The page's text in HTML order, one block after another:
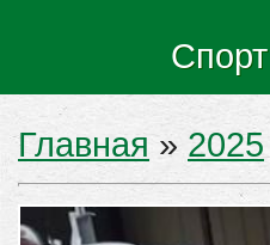
Спорт
Главная » 2025